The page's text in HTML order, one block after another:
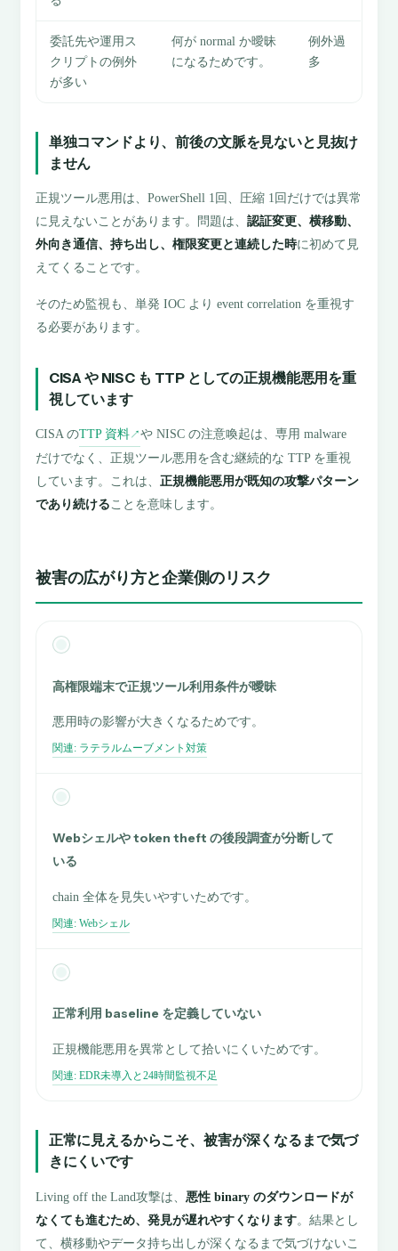
委託先や運用ス
クリプトの例外
が多い
何が normal か曖昧
になるためです。
例外過
多
単独コマンドより、前後の文脈を見ないと見抜け
ません
正規ツール悪用は、PowerShell 1回、圧縮 1回だけでは異常
に見えないことがあります。問題は、認証変更、横移動、
外向き通信、持ち出し、権限変更と連続した時に初めて見
えてくることです。
そのため監視も、単発 IOC より event correlation を重視す
る必要があります。
CISA や NISC も TTP としての正規機能悪用を重
視しています
CISA のTTP 資料↗や NISC の注意喚起は、専用 malware
だけでなく、正規ツール悪用を含む継続的な TTP を重視
しています。これは、正規機能悪用が既知の攻撃パターン
であり続けることを意味します。
被害の広がり方と企業側のリスク
高権限端末で正規ツール利用条件が曖昧
悪用時の影響が大きくなるためです。
関連: ラテラルムーブメント対策
Webシェルや token theft の後段調査が分断して
いる
chain 全体を見失いやすいためです。
関連: Webシェル
正常利用 baseline を定義していない
正規機能悪用を異常として拾いにくいためです。
関連: EDR未導入と24時間監視不足
正常に見えるからこそ、被害が深くなるまで気づ
きにくいです
Living off the Land攻撃は、 悪性 binary のダウンロードが
なくても進むため、発見が遅れやすくなります。結果とし
て、横移動やデータ持ち出しが深くなるまで気づけないこ